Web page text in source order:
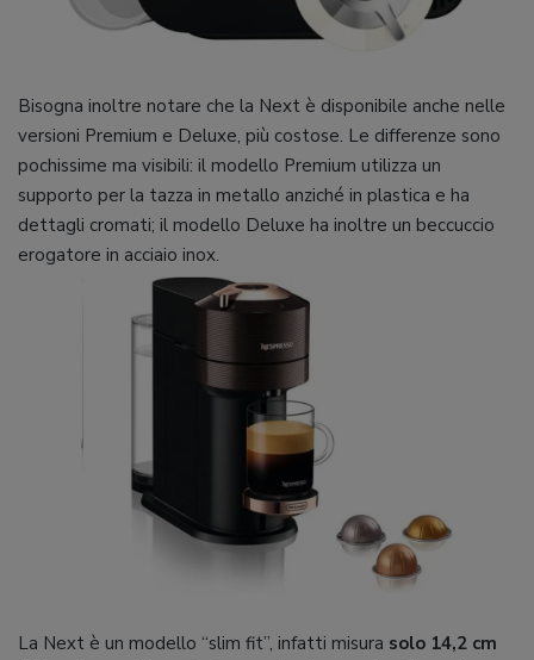
Bisogna inoltre notare che la Next è disponibile anche nelle
versioni Premium e Deluxe, più costose. Le differenze sono
pochissime ma visibili: il modello Premium utilizza un
supporto per la tazza in metallo anziché in plastica e ha
dettagli cromati; il modello Deluxe ha inoltre un beccuccio
erogatore in acciaio inox.
La Next è un modello “slim fit”, infatti misura solo 14,2 cm